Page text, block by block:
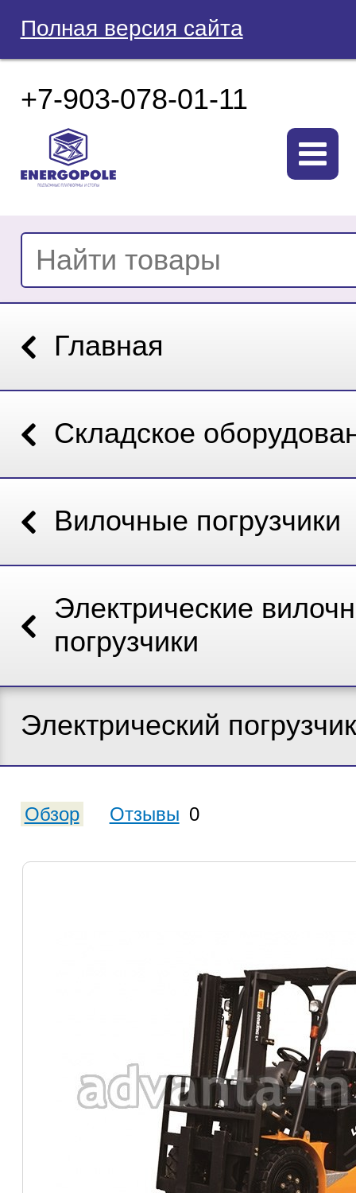
Полная версия сайта
+7-903-078-01-11
Главная
Складское
Вилочные погрузчики
Электрические
погрузчики
Электрический
Обзор Отзывы 0